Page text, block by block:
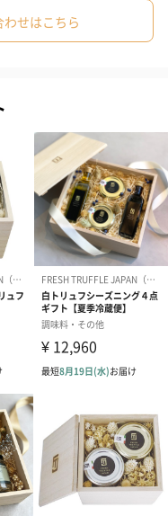
リュフを使用し仕上げ
のマッシュルームの味
パンとも相性抜群の豪
て食べるとクセになる美
ければ、高級レストラン
に挟めばリッチなトリュ
ある味わいは、そのまま
です。
け
白トリュフチーズクリー
の２点を高級感溢れるシ
たギフトセットです。
#10代 #20代前半
せはこちら